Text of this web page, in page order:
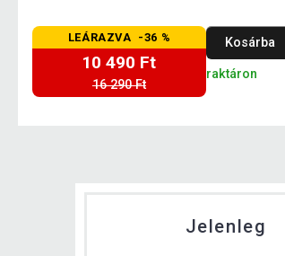
LEÁRAZVA -36 %
10 490 Ft
16 290 Ft
Kosárba
raktáron
Jelenleg